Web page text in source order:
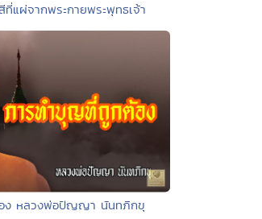
แผ่จากพระกายพระพุทธเจ้า
ง หลวงพ่อปัญญา นันทภิกขุ